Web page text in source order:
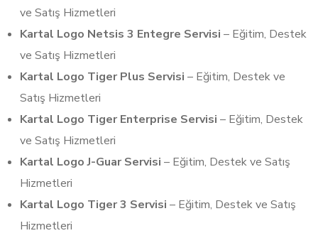
ve Satış Hizmetleri
Kartal Logo Netsis 3 Entegre Servisi – Eğitim, Destek
ve Satış Hizmetleri
Kartal Logo Tiger Plus Servisi – Eğitim, Destek ve
Satış Hizmetleri
Kartal Logo Tiger Enterprise Servisi – Eğitim, Destek
ve Satış Hizmetleri
Kartal Logo J-Guar Servisi – Eğitim, Destek ve Satış
Hizmetleri
Kartal Logo Tiger 3 Servisi – Eğitim, Destek ve Satış
Hizmetleri